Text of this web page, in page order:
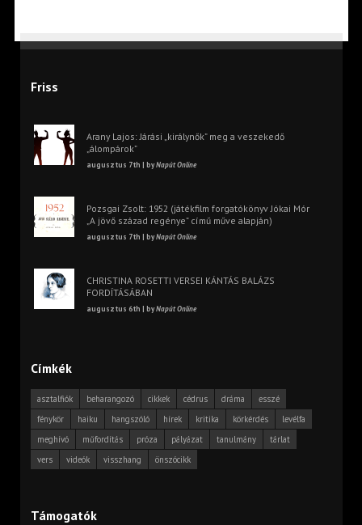
Friss
Arany Lajos: Járási „királynők” meg a veszekedő
„álompárok”
augusztus 7th | byNapút Online
Pozsgai Zsolt: 1952 (játékfilm forgatókönyv Jókai Mór
„A jövő század regénye” című műve alapján)
augusztus 7th | byNapút Online
CHRISTINA ROSETTI VERSEI KÁNTÁS BALÁZS
FORDÍTÁSÁBAN
augusztus 6th | byNapút Online
Címkék
asztalfiók beharangozó cikkek cédrus dráma
esszé
fénykör
haiku hangszóló hírek kritika körkérdés
levélfa
meghívó
műfordítás próza pályázat tanulmány
tárlat
vers
videók visszhang önszócikk
Támogatók